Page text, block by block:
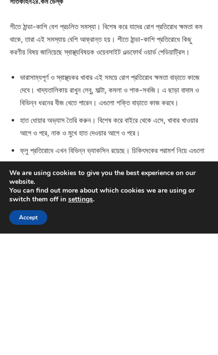
We are using cookies to give you the best experience on our
website.
You can find out more about which cookies we are using or
switch them off in settings.
Accept